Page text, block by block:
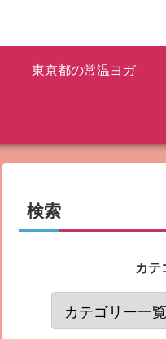
東京都の常温ヨガ
検索
カテ